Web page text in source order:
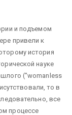
и подъемом
привели к
история
науке
("womanless
то в
все
процессе